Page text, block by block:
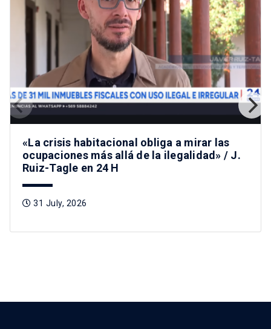
«La crisis habitacional obliga a mirar las
ocupaciones más allá de la ilegalidad» / J.
Ruiz-Tagle en 24 H
31 July, 2026